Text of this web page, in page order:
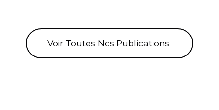
Voir Toutes Nos Publications